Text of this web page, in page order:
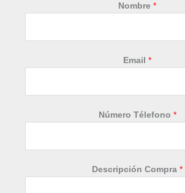
Nombre *
C
m
p
r
D
e
Email *
Número Télefono *
Descripción Compra *